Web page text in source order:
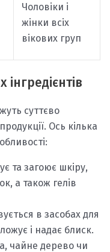
Чоловіки і
жінки всіх
вікових груп
суттєво
Ось кілька
та загоює шкіру,
а також гелів
в засобах для
і надає блиск.
чайне дерево чи